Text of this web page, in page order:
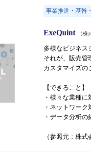
事業推進・基幹
ExeQuint （
多様なビジネス
それが、販売管
カスタマイズの
【できること】
・様々な業種
・ネットワー
・データ分析
（参照元：株